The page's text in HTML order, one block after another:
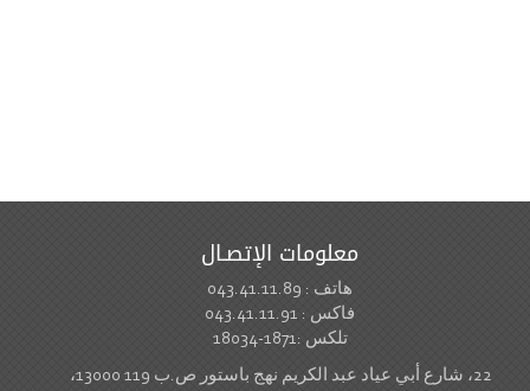
معلومات الإتصـال
هاتف : 043.41.11.89
فاكس : 043.41.11.91
تلكس :1871-18034
22، شارع أبي عياد عبد الكريم نهج باستور ص.ب 119 13000،